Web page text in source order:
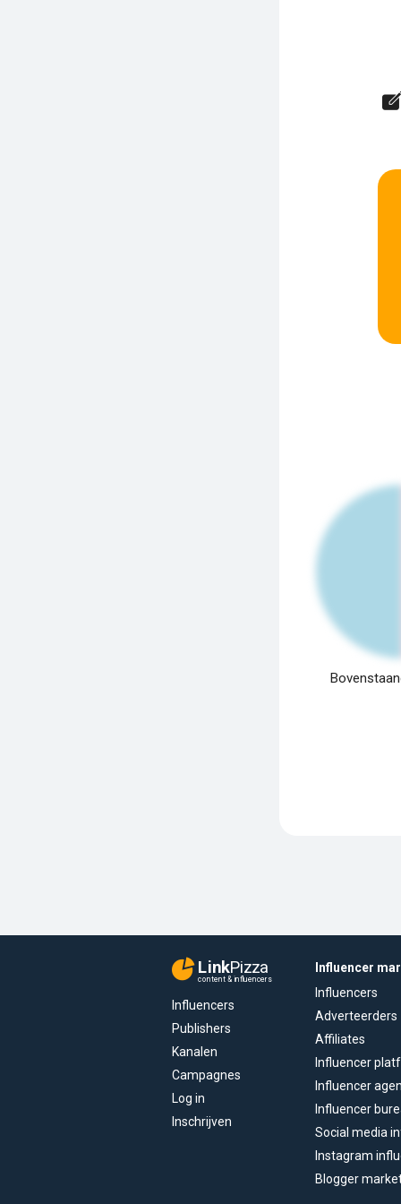
LinkPizza
content & influencers
Influencers
Publishers
Kanalen
Campagnes
Log in
Inschrijven
Influencer
Influencers
Adverteerders
Affiliates
Influencer
Influencer
Influencer
Social media
Instagram
Blogger